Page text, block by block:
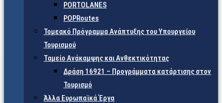
PORTOLANES
POPRoutes
Τομεακό Πρόγραμμα Ανάπτυξης του Υπουργείου
Τουρισμού
Ταμείο Ανάκαμψης και Ανθεκτικότητας
Δράση 16921 – Προγράμματα κατάρτισης στον
Τουρισμό
Άλλα Ευρωπαϊκά Έργα